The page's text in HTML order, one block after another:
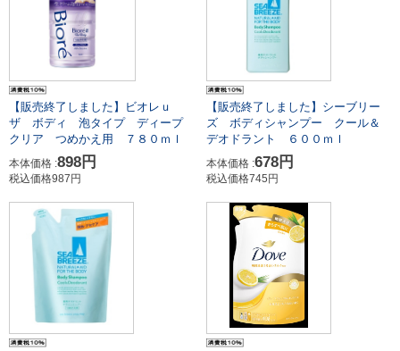
【販売終了しました】ビオレｕ
ザ ボディ 泡タイプ ディープ
クリア つめかえ用 ７８０ｍｌ
本体価格 :898円
税込価格987円
【販売終了しました】シーブリー
ズ ボディシャンプー クール＆
デオドラント ６００ｍｌ
本体価格 :678円
税込価格745円